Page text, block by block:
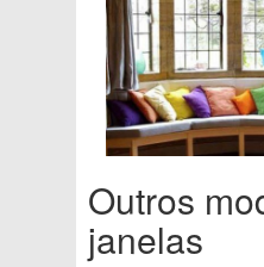
Outros
janelas